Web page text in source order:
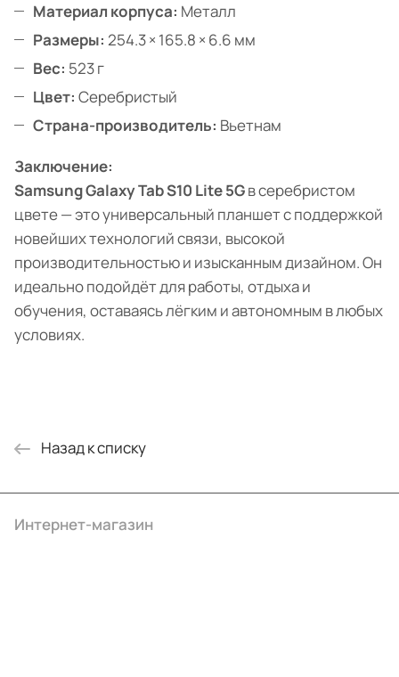
Материал корпуса: Металл
Размеры: 254.3 × 165.8 × 6.6 мм
Вес: 523 г
Цвет: Серебристый
Страна-производитель: Вьетнам
Заключение:
Samsung Galaxy Tab S10 Lite 5Gв серебристом
цвете — это универсальный планшет с поддержкой
новейших технологий связи, высокой
производительностью и изысканным дизайном. Он
идеально подойдёт для работы, отдыха и
обучения, оставаясь лёгким и автономным в любых
условиях.
Назад к списку
Интернет-магазин